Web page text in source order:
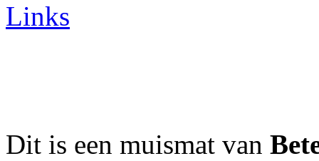
Links
Dit is een muismat van